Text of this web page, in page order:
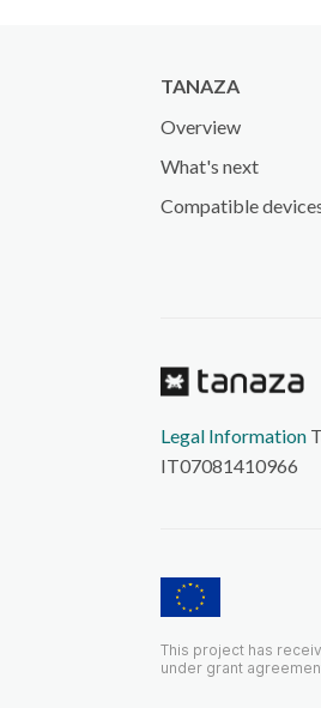
TANAZA
Overview
What's next
Compatible
Legal Information
IT07081410966
This project has
under grant